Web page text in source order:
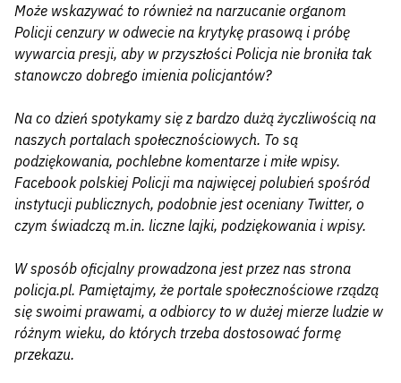
Może wskazywać to również na narzucanie organom
Policji cenzury w odwecie na krytykę prasową i próbę
wywarcia presji, aby w przyszłości Policja nie broniła tak
stanowczo dobrego imienia policjantów?
Na co dzień spotykamy się z bardzo dużą życzliwością na
naszych portalach społecznościowych. To są
podziękowania, pochlebne komentarze i miłe wpisy.
Facebook polskiej Policji ma najwięcej polubień spośród
instytucji publicznych, podobnie jest oceniany Twitter, o
czym świadczą m.in. liczne lajki, podziękowania i wpisy.
W sposób oficjalny prowadzona jest przez nas strona
policja.pl. Pamiętajmy, że portale społecznościowe rządzą
się swoimi prawami, a odbiorcy to w dużej mierze ludzie w
różnym wieku, do których trzeba dostosować formę
przekazu.